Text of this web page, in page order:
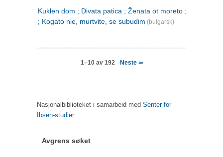
Kuklen dom ; Divata patica ; Ženata ot moreto ; Malkijat
; Kogato nie, murtvite, se subudim (bulgarsk)
1–10 av 192 Neste >>
Nasjonalbiblioteket i samarbeid med Senter for
Ibsen-studier
Avgrens søket